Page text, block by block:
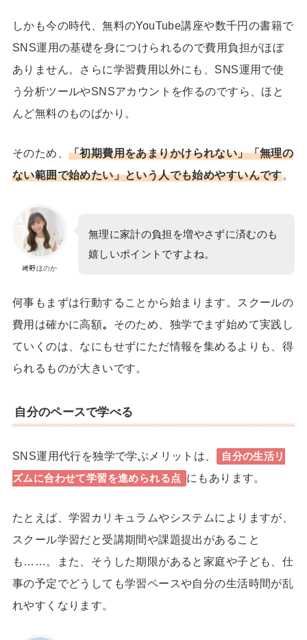
しかも今の時代、無料のYouTube講座や数千円の書籍で
SNS運用の基礎を身につけられるので費用負担がほぼ
ありません。さらに学習費用以外にも、SNS運用で使
う分析ツールやSNSアカウントを作るのですら、ほと
んど無料のものばかり。
そのため、 「初期費用をあまりかけられない」「無理の
ない範囲で始めたい」という人でも始めやすいんです。
﨑野ほのか
無理に家計の負担を増やさずに済むのも
嬉しいポイントですよね。
何事もまずは行動することから始まります。
スクールの
費用は確かに高額。 そのため、独学でまず始めて実践し
ていくのは、なにもせずにただ情報を集めるよりも、得
られるものが大きいです。
自分のペースで学べる
SNS運用代行を独学で学ぶメリットは、
自分の生活リ
ズムに合わせて学習を進められる点
にもあります。
たとえば、学習カリキュラムやシステムによりますが、
スクール学習だと受講期間や課題提出があること
も……。また、そうした期限があると 家庭や子ども、仕
事の予定でどうしても学習ペースや自分の生活時間が乱
れやすくなります。